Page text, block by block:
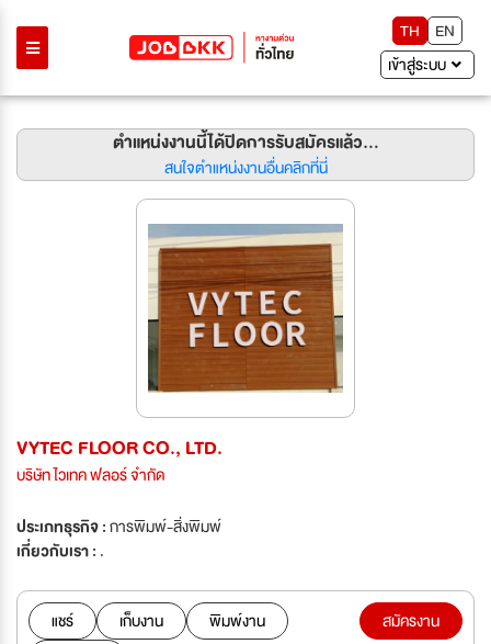
TH
EN
เข้าสู่ระบบ
ตำแหน่งงานนี้ได้ปิดการรับสมัครแล้ว...
สนใจตำแหน่งงานอื่นคลิกที่นี่
VYTEC FLOOR CO., LTD.
บริษัท ไวเทค ฟลอร์ จำกัด
ประเภทธุรกิจ :การพิมพ์-สิ่งพิมพ์
เกี่ยวกับเรา : .
แชร์ เก็บงาน
พิมพ์งาน
สมัครงาน